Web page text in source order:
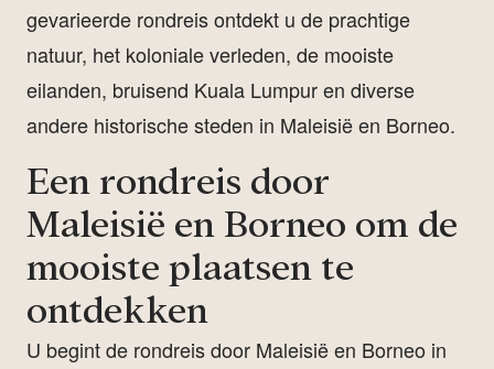
gevarieerde rondreis ontdekt u de prachtige
natuur, het koloniale verleden, de mooiste
eilanden, bruisend Kuala Lumpur en diverse
andere historische steden in Maleisië en Borneo.
Een rondreis door
Maleisië en Borneo om de
mooiste plaatsen te
ontdekken
U begint de rondreis door Maleisië en Borneo in